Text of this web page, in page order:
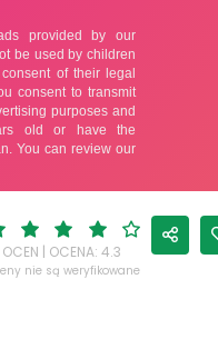
OCEN | OCENA: 4.3
nie są weryfikowane